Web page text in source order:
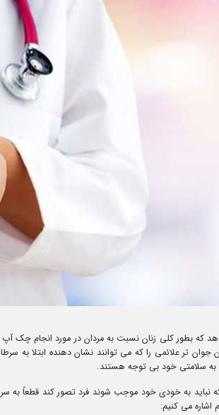
که بطور کلی زنان نسبت به مردان در مورد انجام چک
جوان تر علائمی را که می توانند نشان دهنده ابتلا به
سلامتی خود بی توجه هستند.
اشاره می کنیم: